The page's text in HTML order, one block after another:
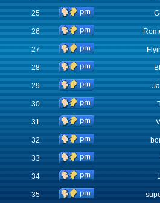
25
26
27
28
29
30
31
32
33
34
35